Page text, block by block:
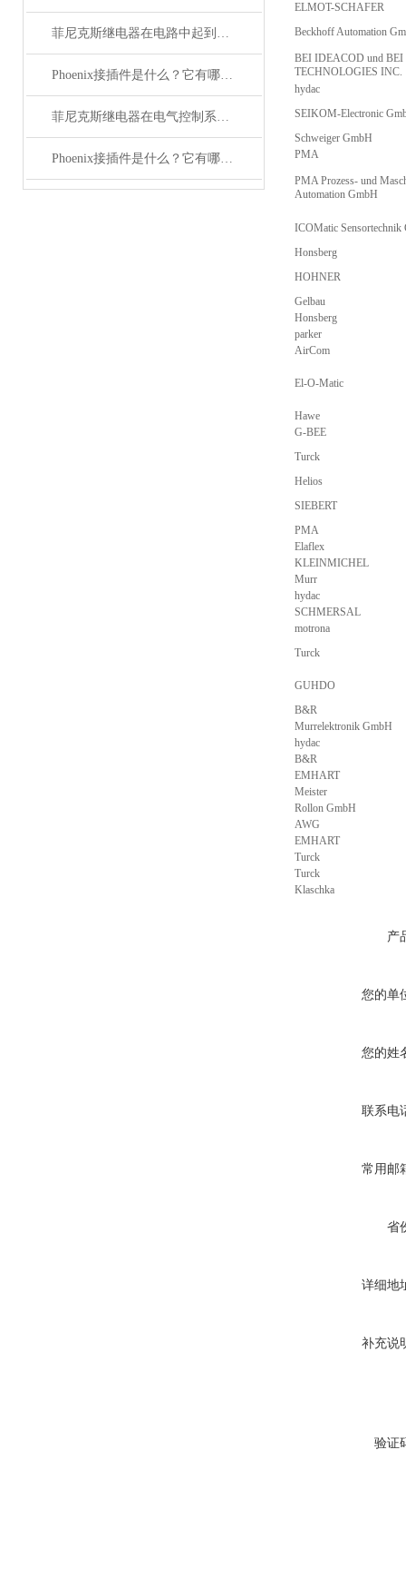
菲尼克斯继电器在电路中起到什么作用？
Phoenix接插件是什么？它有哪些应用？
菲尼克斯继电器在电气控制系统中的应用
Phoenix接插件是什么？它有哪些分类？
ELMOT-SCHAFER
Beckhoff Automation
BEI IDEACOD und BEI
TECHNOLOGIES INC.
hydac
SEIKOM-Electronic
Schweiger GmbH
PMA
PMA Prozess- und
Automation GmbH
ICOMatic Sensortechnik
Honsberg
HOHNER
Gelbau
Honsberg
parker
AirCom
El-O-Matic
Hawe
G-BEE
Turck
Helios
SIEBERT
PMA
Elaflex
KLEINMICHEL
Murr
hydac
SCHMERSAL
motrona
Turck
GUHDO
B&R
Murrelektronik GmbH
hydac
B&R
EMHART
Meister
Rollon GmbH
AWG
EMHART
Turck
Turck
Klaschka
产
您的单
您的姓
联系电
常用邮
省
详细地
补充说
验证